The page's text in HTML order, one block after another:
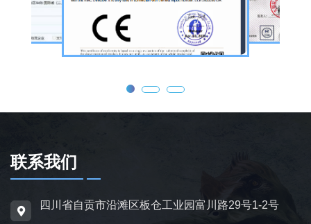
器恐龙结合机械传动、智能控制技术，可实现
眨眼、张嘴吼叫、摆尾、行走、呼吸起伏等动
态效果，皮肤采用环保硅胶材质，还原史前恐
大型雕塑，覆盖霸王龙、三角龙、剑龙、长颈
龙、翼龙等常见品类，同时支持恐龙化石骨架
场景摆放。
为适配亲子游乐场景，公司推出恐龙电动车与
联系我们
四川省自贡市沿滩区板仓工业园富川路29号1-2号